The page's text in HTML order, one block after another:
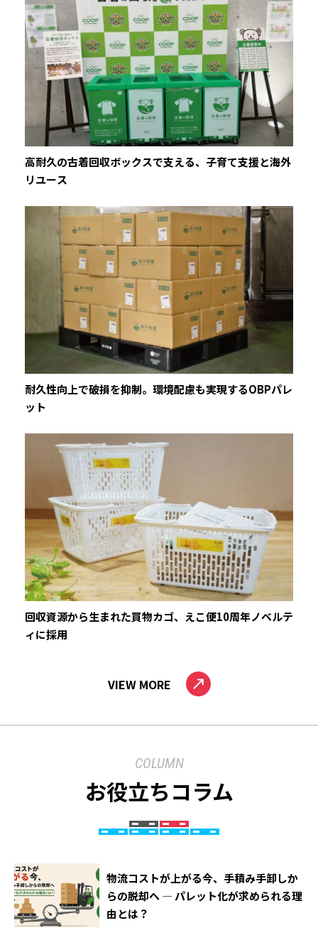
高耐久の古着回収ボックスで支える、子育て支援と海外
リユース
耐久性向上で破損を抑制。環境配慮も実現するOBPパレ
ット
回収資源から生まれた買物カゴ、えこ便10周年ノベルテ
ィに採用
VIEW MORE
COLUMN
お役立ちコラム
物流コストが上がる今、手積み手卸しか
らの脱却へ ― パレット化が求められる理
由とは？